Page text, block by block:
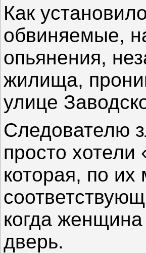
Как
обвиняемые,
опьянения,
жилища,
улице
Следователю
просто хотели
которая, по
когда
дверь.